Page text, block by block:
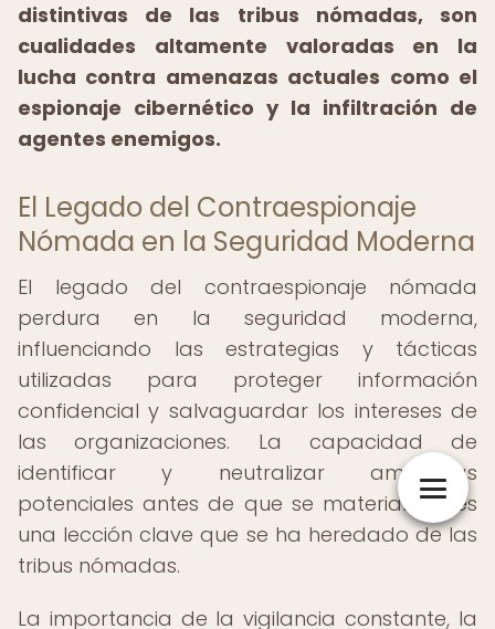
distintivas de las tribus nómadas, son
cualidades altamente valoradas en la
lucha contra amenazas actuales como el
espionaje cibernético y la infiltración de
agentes enemigos.
El Legado del Contraespionaje
Nómada en la Seguridad Moderna
El legado del contraespionaje nómada
perdura en la seguridad moderna,
influenciando las estrategias y tácticas
utilizadas para proteger información
confidencial y salvaguardar los intereses de
las organizaciones. La capacidad de
identificar y neutralizar amenazas
potenciales antes de que se materialicen es
una lección clave que se ha heredado de las
tribus nómadas.
La importancia de la vigilancia constante, la